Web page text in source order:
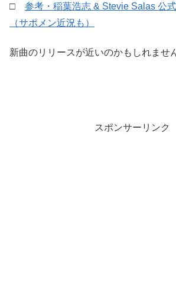
□ 参考・稲葉浩志 & Stevie Salas 公
（サポメン近況も）
新曲のリリースが近いのかもしれませ
スポンサーリンク